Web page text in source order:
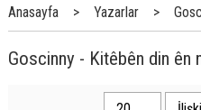
Anasayfa > Yazarlar >
Goscinny - Kitêbên din ên